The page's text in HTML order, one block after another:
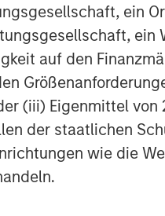
ein
ein
auf den
(iii) Eigenmittel von
der staatlichen
wie die